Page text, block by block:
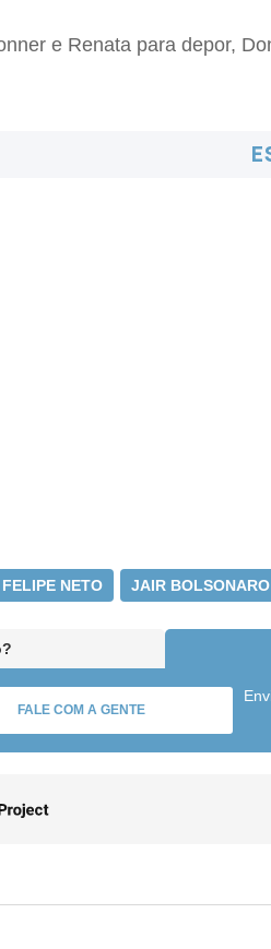
e Renata para depor,
FELIPE NETO JAIR BOLSONARO
FALE COM A GENTE